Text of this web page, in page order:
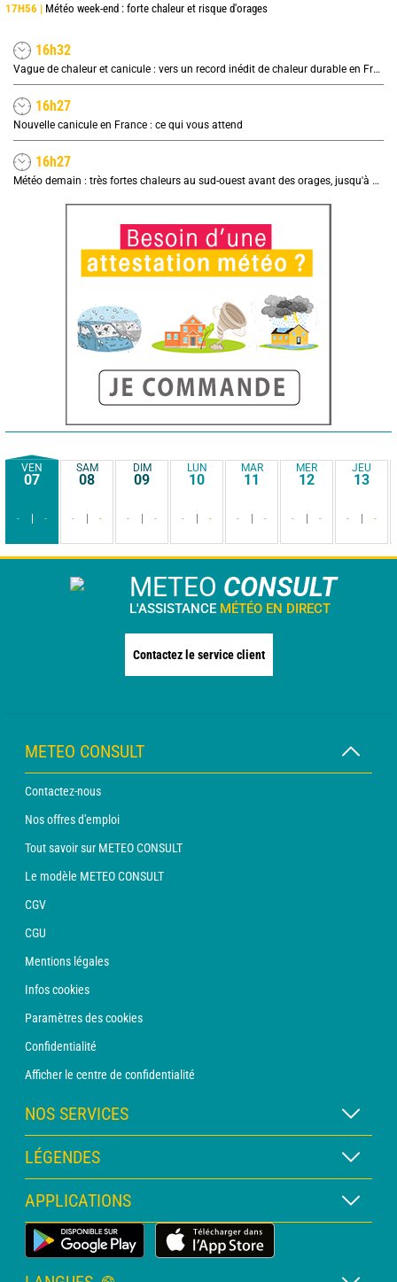
17H56 | Météo week-end : forte chaleur et risque d'orages
16h32
Vague de chaleur et canicule : vers un record inédit de chaleur durable en France
16h27
Nouvelle canicule en France : ce qui vous attend
16h27
Météo demain : très fortes chaleurs au sud-ouest avant des orages, jusqu'à 39°C
VEN
07
- -
SAM
08
- -
DIM
09
- -
LUN
10
- -
MAR
11
- -
MER
12
- -
JEU
13
- -
METEO CONSULT
L'ASSISTANCE MÉTÉO EN DIRECT
Contactez le service client
METEO CONSULT
Contactez-nous
Nos offres d'emploi
Tout savoir sur METEO CONSULT
Le modèle METEO CONSULT
CGV
CGU
Mentions légales
Infos cookies
Paramètres des cookies
Confidentialité
Afficher le centre de confidentialité
NOS SERVICES
Abonnement METEO Xpert
Abonnement METEO PRO
Consultation avec un prévisionniste
Bulletin PRO
LÉGENDES
Légende des cartes
Légende des pictogrammes
Glossaire
APPLICATIONS
Application Météo Terrestre